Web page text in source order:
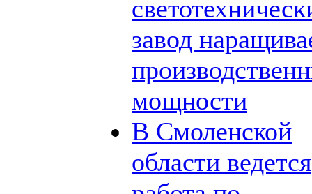
завод
мощности
В Смоленской
области ведется